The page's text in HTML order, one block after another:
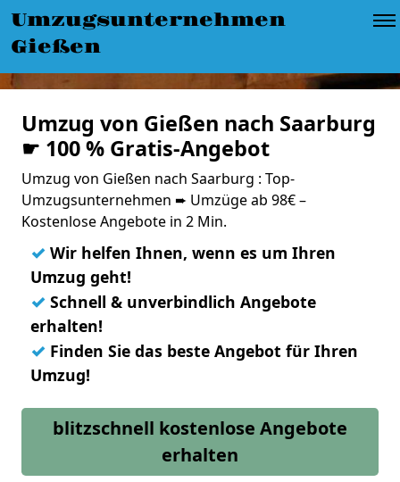
Umzugsunternehmen
Gießen
Umzug von Gießen nach Saarburg
☛ 100 % Gratis-Angebot
Umzug von Gießen nach Saarburg : Top-
Umzugsunternehmen ➨ Umzüge ab 98€ –
Kostenlose Angebote in 2 Min.
✓ Wir helfen Ihnen, wenn es um Ihren
Umzug geht!
✓ Schnell & unverbindlich Angebote
erhalten!
✓ Finden Sie das beste Angebot für Ihren
Umzug!
blitzschnell kostenlose Angebote
erhalten